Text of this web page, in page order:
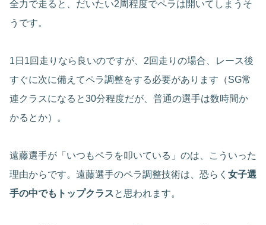
全力で走ると、だいたい2周程度でペラは開いてしまうそ
うです。
1日1回走りなら良いのですが、2回走りの場合、レース後
すぐに次に備えてペラ調整をする必要があります（SG常
連クラスになると30分程度だが、普通の選手は数時間か
かるとか）。
遠藤選手が「いつもペラを叩いている」のは、こういった
理由からです。遠藤選手のペラ調整技術は、恐らく 女子選
手の中でもトップクラスと思われます。